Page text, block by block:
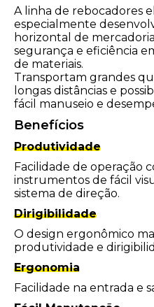
A linha de rebocadores
especialmente
horizontal de
segurança e eficiência
de materiais.
Transportam grandes
longas distâncias e
fácil manuseio e
Benefícios
Produtividade
Facilidade de operação
instrumentos de fácil
sistema de direção.
Dirigibilidade
O design ergonômico
produtividade e
Ergonomia
Facilidade na entrada e